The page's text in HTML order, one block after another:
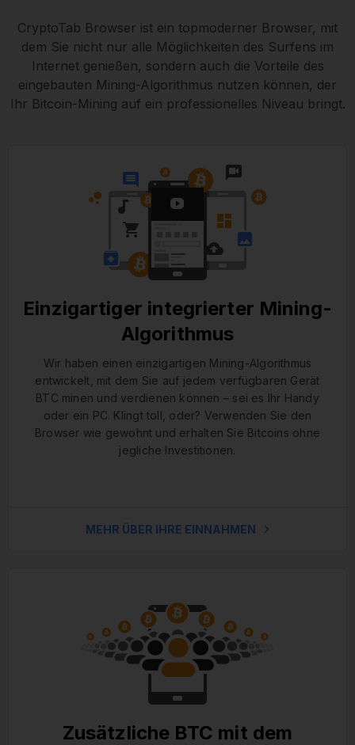
CryptoTab Browser ist ein topmoderner Browser, mit
dem Sie nicht nur alle Möglichkeiten des Surfens im
Internet genießen, sondern auch die Vorteile des
eingebauten Mining-Algorithmus nutzen können, der
Ihr Bitcoin-Mining auf ein professionelles Niveau bringt.
Einzigartiger integrierter Mining-
Algorithmus
Wir haben einen einzigartigen Mining-Algorithmus
entwickelt, mit dem Sie auf jedem verfügbaren Gerät
BTC minen und verdienen können – sei es Ihr Handy
oder ein PC. Klingt toll, oder? Verwenden Sie den
Browser wie gewohnt und erhalten Sie Bitcoins ohne
jegliche Investitionen.
MEHR ÜBER IHRE EINNAHMEN
Zusätzliche BTC mit dem